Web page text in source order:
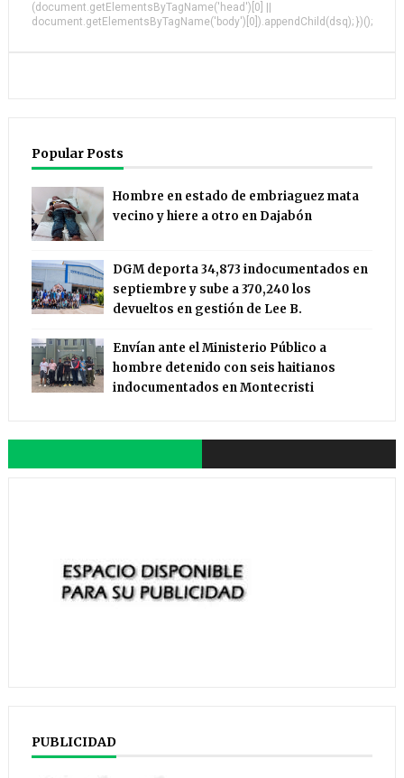
(document.getElementsByTagName('head')[0] ||
document.getElementsByTagName('body')[0]).appendChild(dsq); })();
Popular Posts
Hombre en estado de embriaguez mata
vecino y hiere a otro en Dajabón
DGM deporta 34,873 indocumentados en
septiembre y sube a 370,240 los
devueltos en gestión de Lee B.
Envían ante el Ministerio Público a
hombre detenido con seis haitianos
indocumentados en Montecristi
PUBLICIDAD